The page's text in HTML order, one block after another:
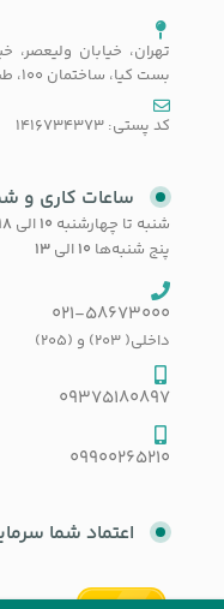
تهران، خیابان ولیعصر،
بست کیا، ساختمان 100، طبقه دوم، واحد11
کد پستی: 1416734373
ساعات کاری و
شنبه تا چهارشنبه ۱۰ الی ۱۸
پنج شنبه‌ها ۱۰ الی ۱۳
021-58673000
داخلی( 203) و (205)
09375180897
09900265210
اعتماد شما